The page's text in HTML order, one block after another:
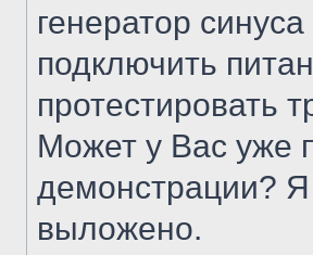
генератор
подключить
протестировать
Может у Вас уже
демонстрации? Я
выложено.